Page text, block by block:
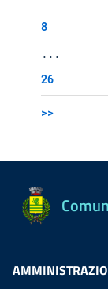
8
...
26
>>